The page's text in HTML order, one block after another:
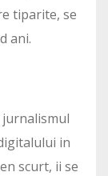
tiparite, se
ani.
jurnalismul
in
scurt, ii se